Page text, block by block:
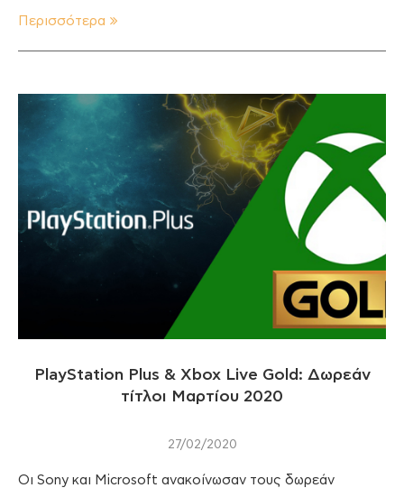
Περισσότερα
PlayStation Plus & Xbox Live Gold: Δωρεάν
τίτλοι Μαρτίου 2020
27/02/2020
Οι Sony και Microsoft ανακοίνωσαν τους δωρεάν